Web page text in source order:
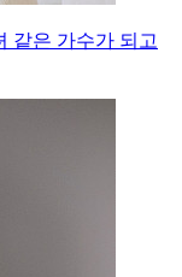
같은 가수가 되고